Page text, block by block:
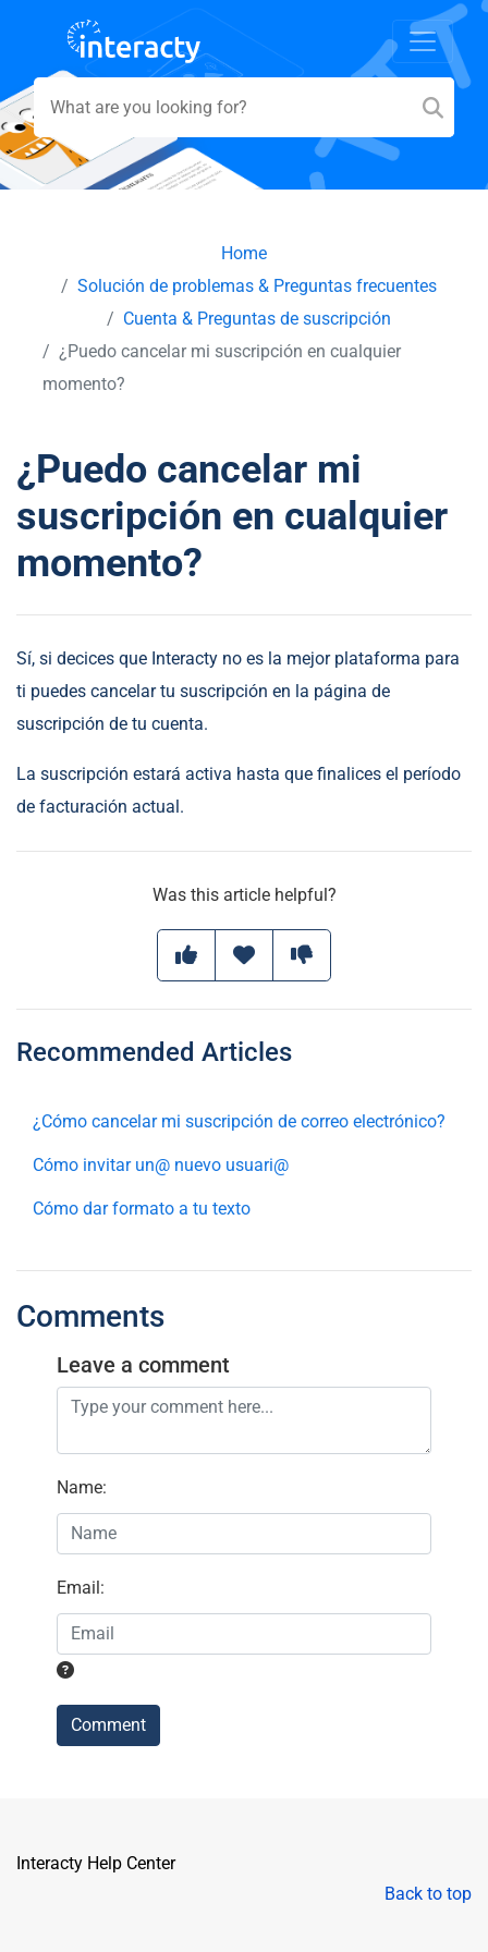
Home
Solución de problemas & Preguntas frecuentes
Cuenta & Preguntas de suscripción
¿Puedo cancelar mi suscripción en cualquier
momento?
¿Puedo cancelar mi
suscripción en cualquier
momento?
Sí, si decices que Interacty no es la mejor plataforma para
ti puedes cancelar tu suscripción en la página de
suscripción de tu cuenta.
La suscripción estará activa hasta que finalices el período
de facturación actual.
Was this article helpful?
Recommended Articles
¿Cómo cancelar mi suscripción de correo electrónico?
Cómo invitar un@ nuevo usuari@
Cómo dar formato a tu texto
Comments
Leave a comment
Name:
Email:
Comment
Interacty Help Center
Back to top